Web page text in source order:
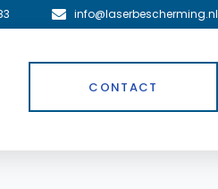
info@laserbescherming.nl
CONTACT